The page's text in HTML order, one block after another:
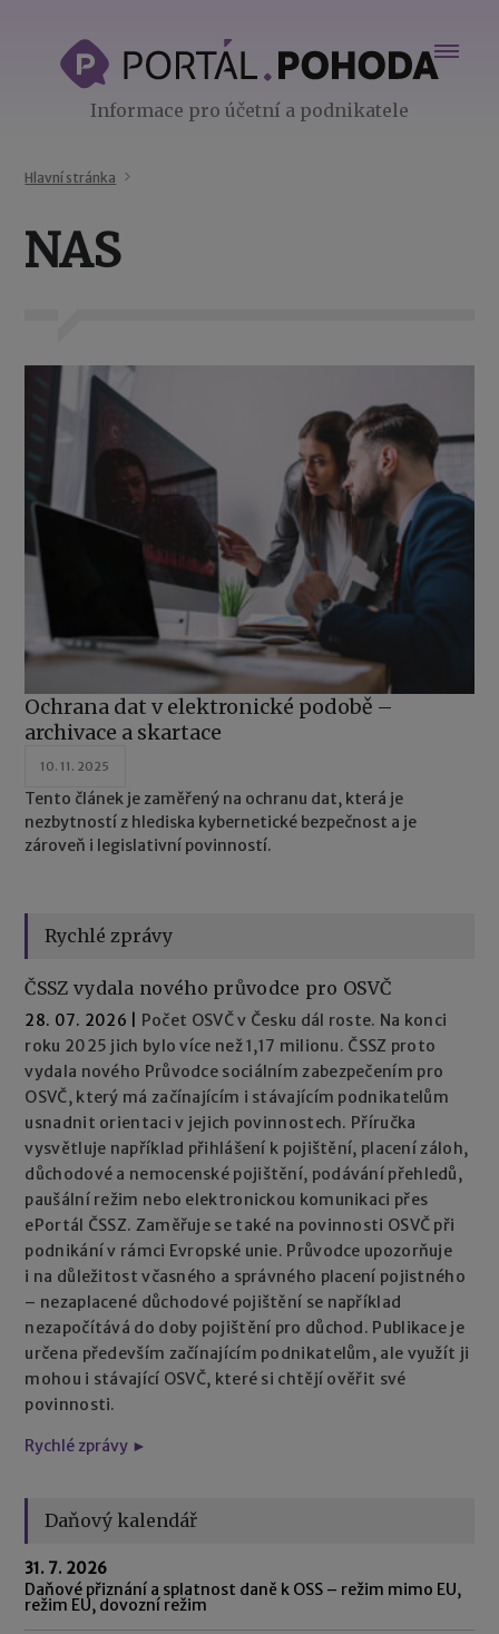
Informace pro účetní a podnikatele
Hlavní stránka
NAS
Ochrana dat v elektronické podobě –
archivace a skartace
10. 11. 2025
Tento článek je zaměřený na ochranu dat, která je
nezbytností z hlediska kybernetické bezpečnost a je
zároveň i legislativní povinností.
Rychlé zprávy
ČSSZ vydala nového průvodce pro OSVČ
28. 07. 2026
Počet OSVČ v Česku dál roste. Na konci
roku 2025 jich bylo více než 1,17 milionu. ČSSZ proto
vydala nového Průvodce sociálním zabezpečením pro
OSVČ, který má začínajícím i stávajícím podnikatelům
usnadnit orientaci v jejich povinnostech. Příručka
vysvětluje například přihlášení k pojištění, placení záloh,
důchodové a nemocenské pojištění, podávání přehledů,
paušální režim nebo elektronickou komunikaci přes
ePortál ČSSZ. Zaměřuje se také na povinnosti OSVČ při
podnikání v rámci Evropské unie. Průvodce upozorňuje
i na důležitost včasného a správného placení pojistného
– nezaplacené důchodové pojištění se například
nezapočítává do doby pojištění pro důchod. Publikace je
určena především začínajícím podnikatelům, ale využít ji
mohou i stávající OSVČ, které si chtějí ověřit své
povinnosti.
Rychlé zprávy ►
Daňový kalendář
31. 7. 2026
Daňové přiznání a splatnost daně k OSS – režim mimo EU,
režim EU, dovozní režim